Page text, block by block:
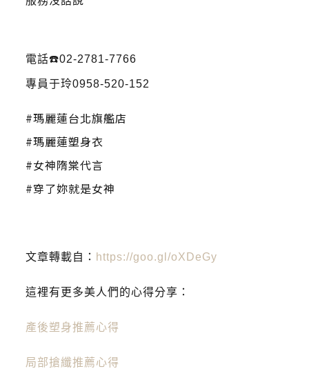
電話☎️02-2781-7766
專員于玲0958-520-152
#瑪麗蓮台北旗艦店
#瑪麗蓮塑身衣
#女神隋棠代言
#穿了妳就是女神
文章轉載自： https://goo.gl/oXDeGy
這裡有更多美人們的心得分享：
產後塑身推薦心得
局部搶纖推薦心得